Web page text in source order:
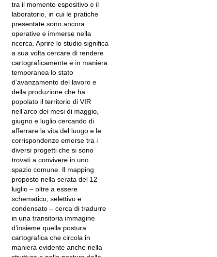
tra il momento espositivo e il
laboratorio, in cui le pratiche
presentate sono ancora
operative e immerse nella
ricerca. Aprire lo studio significa
a sua volta cercare di rendere
cartograficamente e in maniera
temporanea lo stato
d’avanzamento del lavoro e
della produzione che ha
popolato il territorio di VIR
nell’arco dei mesi di maggio,
giugno e luglio cercando di
afferrare la vita del luogo e le
corrispondenze emerse tra i
diversi progetti che si sono
trovati a convivere in uno
spazio comune. Il mapping
proposto nella serata del 12
luglio – oltre a essere
schematico, selettivo e
condensato – cerca di tradurre
in una transitoria immagine
d’insieme quella postura
cartografica che circola in
maniera evidente anche nella